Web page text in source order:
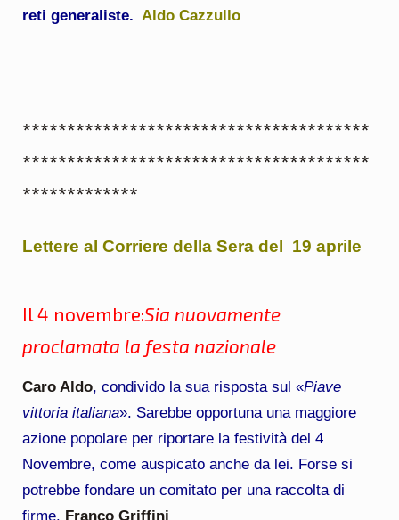
reti generaliste. Aldo Cazzullo
***************************************
***************************************
*************
Lettere al Corriere della Sera del 19 aprile
Il 4 novembre:Sia nuovamente
proclamata la festa nazionale
Caro Aldo, condivido la sua risposta sul «Piave
vittoria italiana». Sarebbe opportuna una maggiore
azione popolare per riportare la festività del 4
Novembre, come auspicato anche da lei. Forse si
potrebbe fondare un comitato per una raccolta di
firme. Franco Griffini